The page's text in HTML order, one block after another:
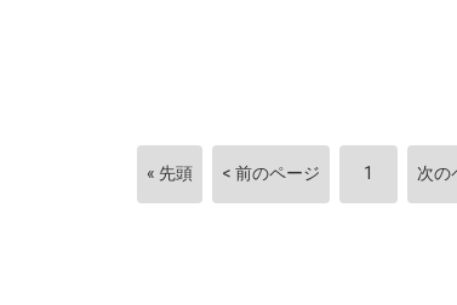
« 先頭 < 前のページ 1 次の